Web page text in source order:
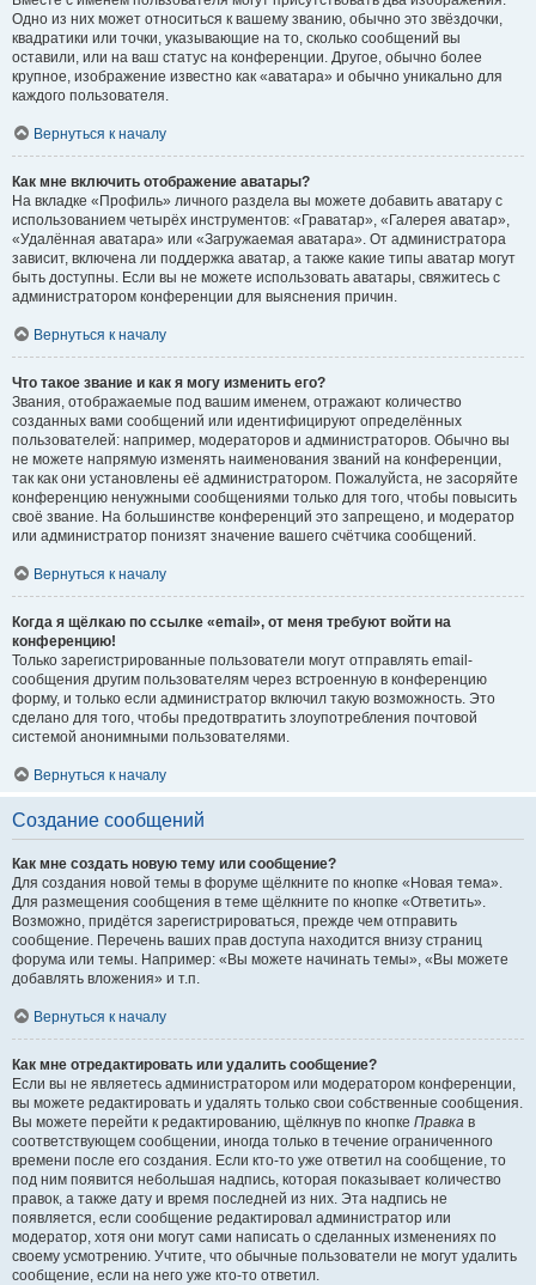
Одно из них может относиться к вашему званию, обычно это звёздочки,
квадратики или точки, указывающие на то, сколько сообщений вы
оставили, или на ваш статус на конференции. Другое, обычно более
крупное, изображение известно как «аватара» и обычно уникально для
каждого пользователя.
Вернуться к началу
Как мне включить отображение аватары?
На вкладке «Профиль» личного раздела вы можете добавить аватару с
использованием четырёх инструментов: «Граватар», «Галерея аватар»,
«Удалённая аватара» или «Загружаемая аватара». От администратора
зависит, включена ли поддержка аватар, а также какие типы аватар могут
быть доступны. Если вы не можете использовать аватары, свяжитесь с
администратором конференции для выяснения причин.
Вернуться к началу
Что такое звание и как я могу изменить его?
Звания, отображаемые под вашим именем, отражают количество
созданных вами сообщений или идентифицируют определённых
пользователей: например, модераторов и администраторов. Обычно вы
не можете напрямую изменять наименования званий на конференции,
так как они установлены её администратором. Пожалуйста, не засоряйте
конференцию ненужными сообщениями только для того, чтобы повысить
своё звание. На большинстве конференций это запрещено, и модератор
или администратор понизят значение вашего счётчика сообщений.
Вернуться к началу
Когда я щёлкаю по ссылке «email», от меня требуют войти на
конференцию!
Только зарегистрированные пользователи могут отправлять email-
сообщения другим пользователям через встроенную в конференцию
форму, и только если администратор включил такую возможность. Это
сделано для того, чтобы предотвратить злоупотребления почтовой
системой анонимными пользователями.
Вернуться к началу
Создание сообщений
Как мне создать новую тему или сообщение?
Для создания новой темы в форуме щёлкните по кнопке «Новая тема».
Для размещения сообщения в теме щёлкните по кнопке «Ответить».
Возможно, придётся зарегистрироваться, прежде чем отправить
сообщение. Перечень ваших прав доступа находится внизу страниц
форума или темы. Например: «Вы можете начинать темы», «Вы можете
добавлять вложения» и т.п.
Вернуться к началу
Как мне отредактировать или удалить сообщение?
Если вы не являетесь администратором или модератором конференции,
вы можете редактировать и удалять только свои собственные сообщения.
Вы можете перейти к редактированию, щёлкнув по кнопке Правка в
соответствующем сообщении, иногда только в течение ограниченного
времени после его создания. Если кто-то уже ответил на сообщение, то
под ним появится небольшая надпись, которая показывает количество
правок, а также дату и время последней из них. Эта надпись не
появляется, если сообщение редактировал администратор или
модератор, хотя они могут сами написать о сделанных изменениях по
своему усмотрению. Учтите, что обычные пользователи не могут удалить
сообщение, если на него уже кто-то ответил.